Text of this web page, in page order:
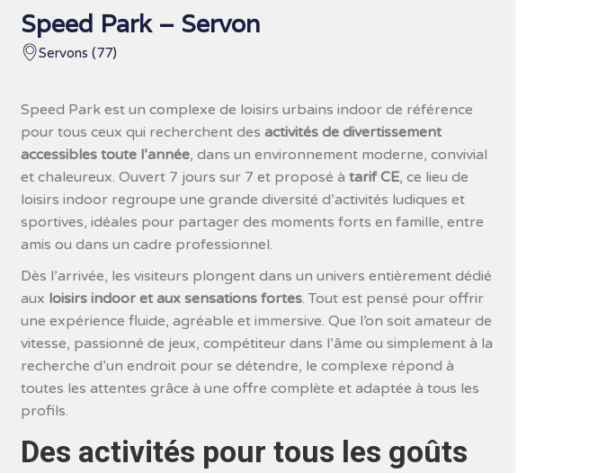
Speed Park – Servon
Servons (77)
Speed Park est un complexe de loisirs urbains indoor de référence
pour tous ceux qui recherchent des activités de divertissement
accessibles toute l’année, dans un environnement moderne, convivial
et chaleureux. Ouvert 7 jours sur 7 et proposé à tarif CE, ce lieu de
loisirs indoor regroupe une grande diversité d’activités ludiques et
sportives, idéales pour partager des moments forts en famille, entre
amis ou dans un cadre professionnel.
Dès l’arrivée, les visiteurs plongent dans un univers entièrement dédié
aux loisirs indoor et aux sensations fortes. Tout est pensé pour offrir
une expérience fluide, agréable et immersive. Que l’on soit amateur de
vitesse, passionné de jeux, compétiteur dans l’âme ou simplement à la
recherche d’un endroit pour se détendre, le complexe répond à
toutes les attentes grâce à une offre complète et adaptée à tous les
profils.
Des activités pour tous les goûts